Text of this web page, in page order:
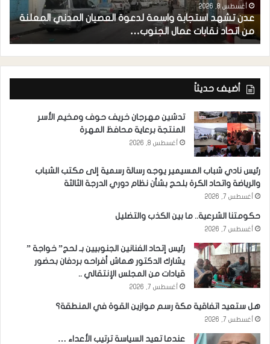
أغسطس 8, 2026
عدن تشهد استجابة واسعة لدعوة العصيان المدني المعلنة
من اتحاد نقابات عمال الجنوب…
أضيف حديثاً
تدشين مهرجان خريف حوف ومخيم الأسر
المنتجة برعاية محافظ المهرة
أغسطس 8, 2026
رئيس نادي شباب المسيمير يوجه رسالة رسمية إلى مكتب الشباب
والرياضة واتحاد الكرة بلحج بشأن نظام دوري الدرجة الثالثة
أغسطس 7, 2026
حكومتنا الشرعية.. ما بين الكذب والتضليل
أغسطس 7, 2026
رئيس إتحاد الفنانين الجنوبيين بـ لحج” خواجة ”
يشارك الدكتور هماش أفراحه بردفان بحضور
قيادات من المجلس الإنتقالي ..
أغسطس 7, 2026
هل ستعيد اتفاقية مكة رسم موازين القوة في المنطقة؟
أغسطس 7, 2026
عندما تعيد السياسة ترتيب الأعداء …